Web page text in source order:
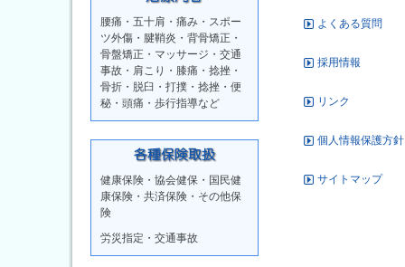
よくある質問
採用情報
リンク
個人情報保護方針
サイトマップ
腰痛・五十肩・痛み・スポー
ツ外傷・腱鞘炎・背骨矯正・
骨盤矯正・マッサージ・交通
事故・肩こり・膝痛・捻挫・
骨折・脱臼・打撲・捻挫・便
秘・頭痛・歩行指導など
健康保険・協会健保・国民健
康保険・共済保険・その他保
険
労災指定・交通事故